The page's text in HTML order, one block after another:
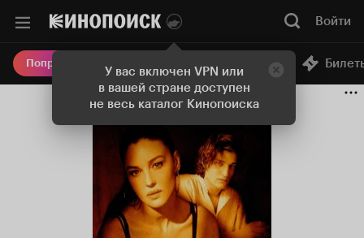
У вас включен VPN или
в вашей стране доступен
не весь каталог Кинопоиска
Войти
Попробовать Плюс Онлайн-кинотеатр